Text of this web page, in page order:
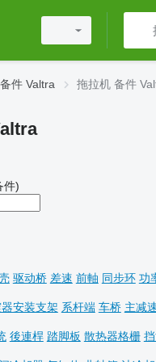
备件 Valtra 拖拉机 备件
件)
驱动桥 差速 前軸 同步环 功
安装支架 系杆端 车桥 主减
後連桿 踏脚板 散热器格栅